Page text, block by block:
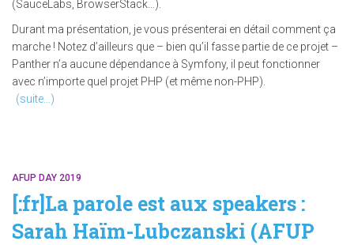
(SauceLabs, BrowserStack…).
Durant ma présentation, je vous présenterai en détail comment ça
marche ! Notez d’ailleurs que – bien qu’il fasse partie de ce projet –
Panther n’a aucune dépendance à Symfony, il peut fonctionner
avec n’importe quel projet PHP (et même non-PHP).
(suite…)
AFUP DAY 2019
[:fr]La parole est aux speakers :
Sarah Haïm-Lubczanski (AFUP